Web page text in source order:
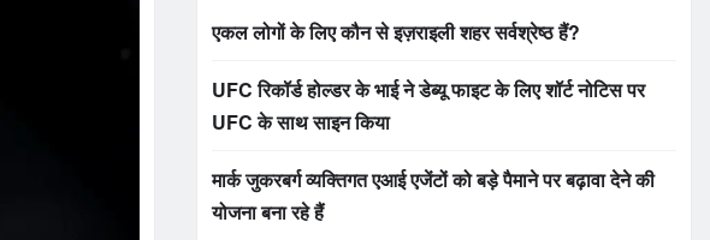
एकल लोगों के लिए कौन से इज़राइली शहर सर्वश्रेष्ठ हैं?
UFC रिकॉर्ड होल्डर के भाई ने डेब्यू फाइट के लिए शॉर्ट नोटिस पर
UFC के साथ साइन किया
मार्क जुकरबर्ग व्यक्तिगत एआई एजेंटों को बड़े पैमाने पर बढ़ावा देने की
योजना बना रहे हैं